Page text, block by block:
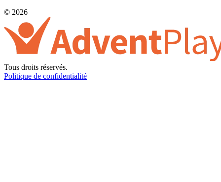
© 2026
Tous droits réservés.
Politique de confidentialité